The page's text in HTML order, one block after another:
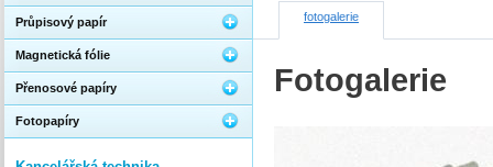
fotogalerie
Fotogalerie
Průpisový papír
Magnetická fólie
Přenosové papíry
Fotopapíry